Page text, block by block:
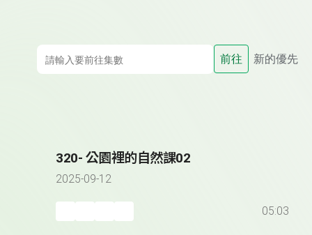
前往 新的優先
320- 公園裡的自然課02
2025-09-12
05:03